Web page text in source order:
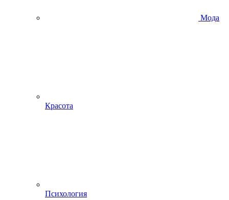
Мода
Красота
Психология